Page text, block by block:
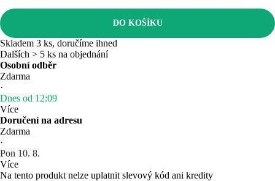
DO KOŠÍKU
Skladem 3 ks, doručíme ihned
Dalších > 5 ks na objednání
Osobní odběr
Zdarma
·
Dnes od 12:09
Více
Doručení na adresu
Zdarma
·
Pon 10. 8.
Více
Na tento produkt nelze uplatnit slevový kód ani kredity